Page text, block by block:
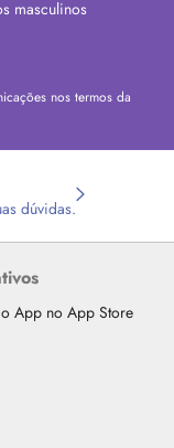
masculinos
nos termos da
dúvidas.